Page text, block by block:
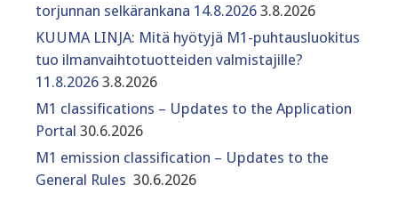
torjunnan selkärankana 14.8.2026 3.8.2026
KUUMA LINJA: Mitä hyötyjä M1-puhtausluokitus
tuo ilmanvaihtotuotteiden valmistajille?
11.8.2026 3.8.2026
M1 classifications – Updates to the Application
Portal 30.6.2026
M1 emission classification – Updates to the
General Rules 30.6.2026